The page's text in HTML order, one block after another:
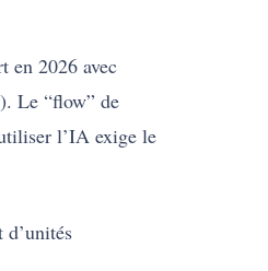
en 2026 avec
Le “flow” de
l’IA exige le